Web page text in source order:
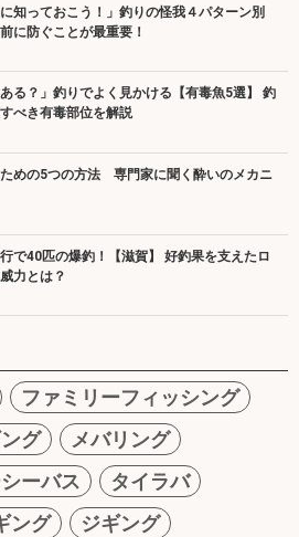
に知っておこう！」釣りの怪我４パターン別
に防ぐことが最重要！
ある？」釣りでよく見かける【有毒魚5選】 釣
べき有毒部位を解説
めの5つの方法 専門家に聞く酔いのメカニ
で40匹の爆釣！【滋賀】 好釣果を支えたロ
力とは？
ファミリーフィッシング
グ
メバリング
ーバス
タイラバ
ング
ジギング